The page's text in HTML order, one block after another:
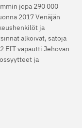
jopa 290 000
2017 Venäjän
ja
alkoivat, satoja
EIT vapautti Jehovan
ja